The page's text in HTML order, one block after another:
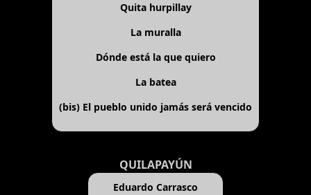
Quita hurpillay
La muralla
Dónde está la que quiero
La batea
(bis) El pueblo unido jamás será vencido
QUILAPAYÚN
Eduardo Carrasco